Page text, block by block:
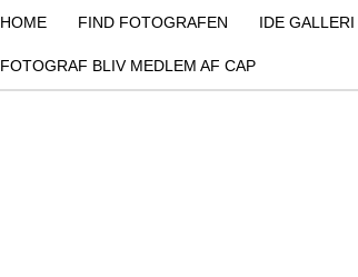
HOME FIND FOTOGRAFEN IDE GALLERI
FOTOGRAF BLIV MEDLEM AF CAP